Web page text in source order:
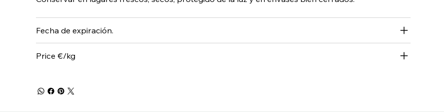
Fecha de expiración.
Price €/kg